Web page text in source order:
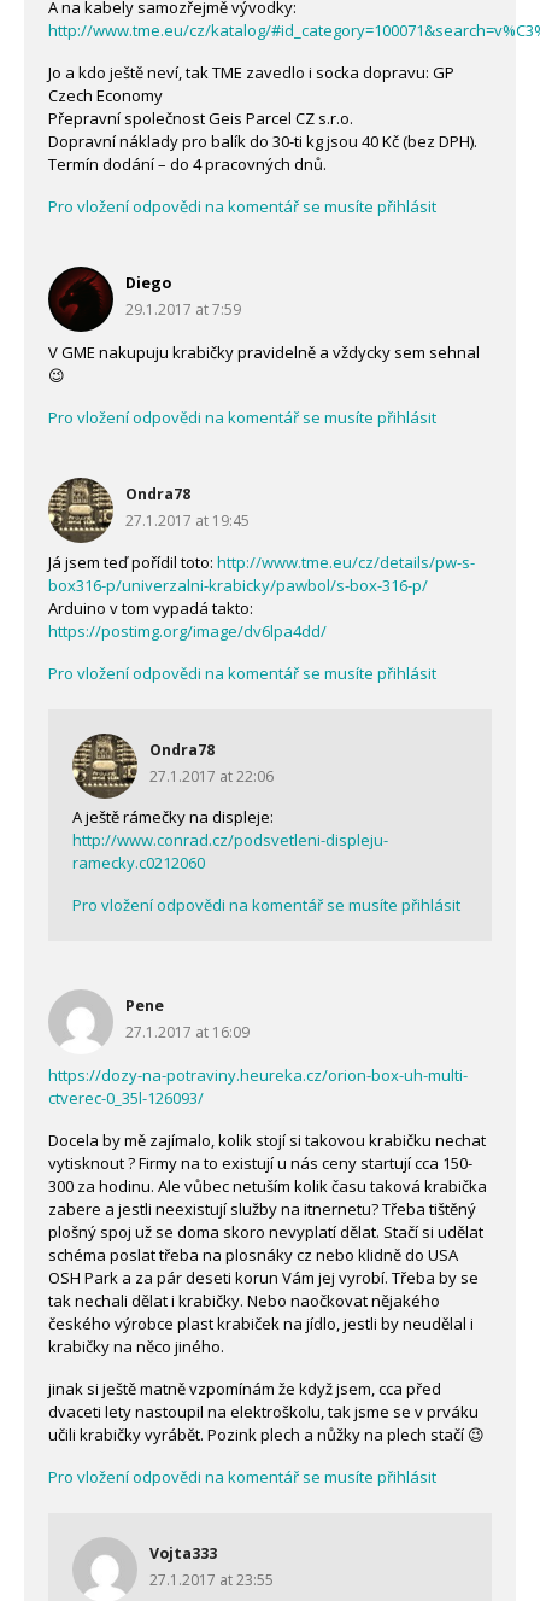
A na kabely samozřejmě vývodky:
http://www.tme.eu/cz/katalog/
Jo a kdo ještě neví, tak TME zavedlo i socka dopravu: GP
Czech Economy
Přepravní společnost Geis Parcel CZ s.r.o.
Dopravní náklady pro balík do 30-ti kg jsou 40 Kč (bez DPH).
Termín dodání – do 4 pracovných dnů.
Pro vložení odpovědi na komentář se musíte přihlásit
Diego
29.1.2017 at 7:59
V GME nakupuju krabičky pravidelně a vždycky sem sehnal
😉
Pro vložení odpovědi na komentář se musíte přihlásit
Ondra78
27.1.2017 at 19:45
Já jsem teď pořídil toto: http://www.tme.eu/cz/details/pw-s-
box316-p/univerzalni-krabicky/pawbol/s-box-316-p/
Arduino v tom vypadá takto:
https://postimg.org/image/dv6lpa4dd/
Pro vložení odpovědi na komentář se musíte přihlásit
Ondra78
27.1.2017 at 22:06
A ještě rámečky na displeje:
http://www.conrad.cz/podsvetleni-displeju-
ramecky.c0212060
Pro vložení odpovědi na komentář se musíte přihlásit
Pene
27.1.2017 at 16:09
https://dozy-na-potraviny.heureka.cz/orion-box-uh-multi-
ctverec-0_35l-126093/
Docela by mě zajímalo, kolik stojí si takovou krabičku nechat
vytisknout ? Firmy na to existují u nás ceny startují cca 150-
300 za hodinu. Ale vůbec netuším kolik času taková krabička
zabere a jestli neexistují služby na itnernetu? Třeba tištěný
plošný spoj už se doma skoro nevyplatí dělat. Stačí si udělat
schéma poslat třeba na plosnáky cz nebo klidně do USA
OSH Park a za pár deseti korun Vám jej vyrobí. Třeba by se
tak nechali dělat i krabičky. Nebo naočkovat nějakého
českého výrobce plast krabiček na jídlo, jestli by neudělal i
krabičky na něco jiného.
jinak si ještě matně vzpomínám že když jsem, cca před
dvaceti lety nastoupil na elektroškolu, tak jsme se v prváku
učili krabičky vyrábět. Pozink plech a nůžky na plech stačí 😉
Pro vložení odpovědi na komentář se musíte přihlásit
Vojta333
27.1.2017 at 23:55